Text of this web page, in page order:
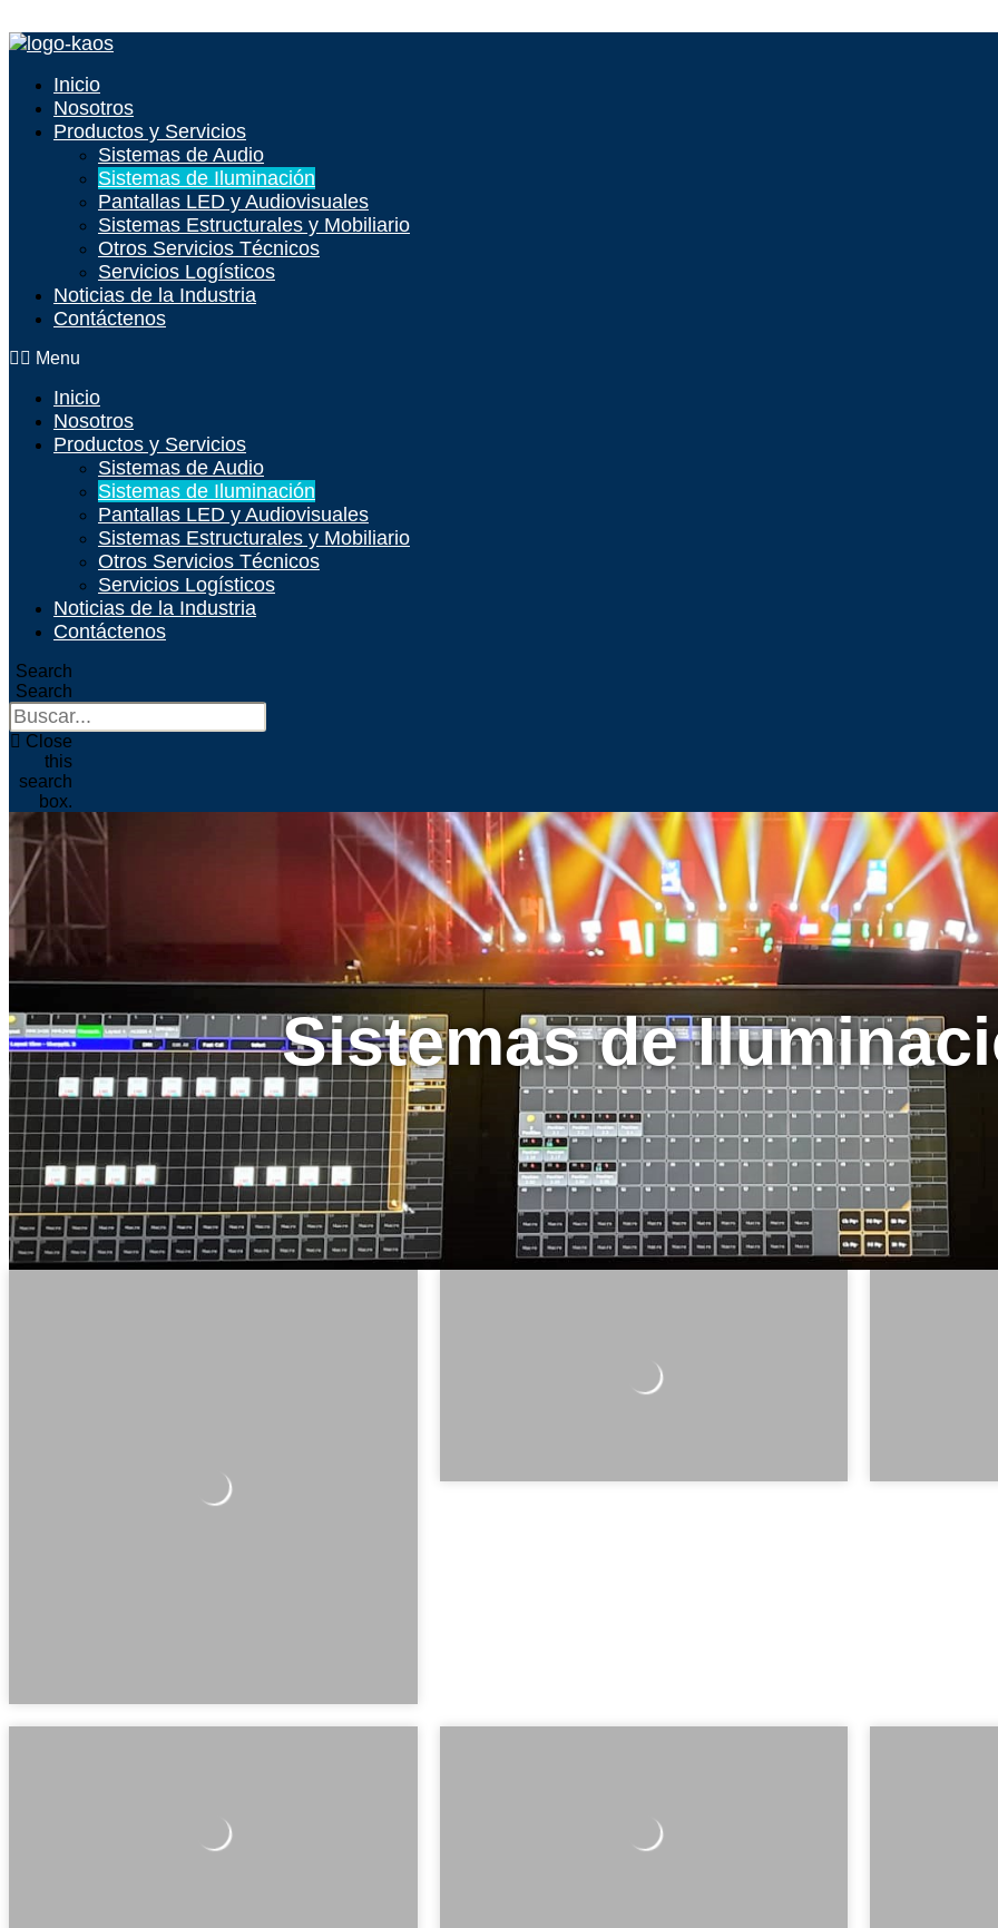
Inicio
Nosotros
Productos y Servicios
Sistemas de Audio
Sistemas de Iluminación
Pantallas LED y Audiovisuales
Sistemas Estructurales y Mobiliario
Otros Servicios Técnicos
Servicios Logísticos
Noticias de la Industria
Contáctenos
Menu
Inicio
Nosotros
Productos y Servicios
Sistemas de Audio
Sistemas de Iluminación
Pantallas LED y Audiovisuales
Sistemas Estructurales y Mobiliario
Otros Servicios Técnicos
Servicios Logísticos
Noticias de la Industria
Contáctenos
Search
Search
Close
this
search
box.
Sistemas de